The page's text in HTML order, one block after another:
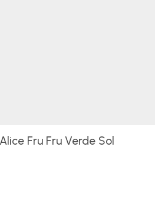
Fru Fru Verde Sol